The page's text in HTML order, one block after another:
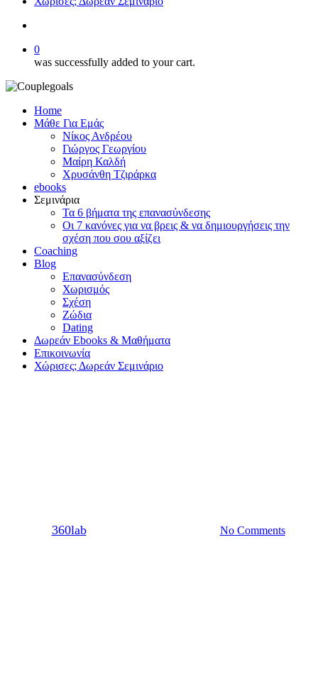
0
was successfully added to your cart.
Home
Μάθε Για Εμάς
Νίκος Ανδρέου
Γιώργος Γεωργίου
Μαίρη Καλδή
Χρυσάνθη Τζιράρκα
ebooks
Σεμινάρια
Τα 6 βήματα της επανασύνδεσης
Οι 7 κανόνες για να βρεις & να δημιουργήσεις την
σχέση που σου αξίζει
Coaching
Blog
Επανασύνδεση
Χωρισμός
Σχέση
Ζώδια
Dating
Δωρεάν Ebooks & Μαθήματα
Επικοινωνία
Χώρισες; Δωρεάν Σεμινάριο
360lab29/09/2021 No Comments